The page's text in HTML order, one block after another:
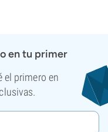
en tu primer
el primero en